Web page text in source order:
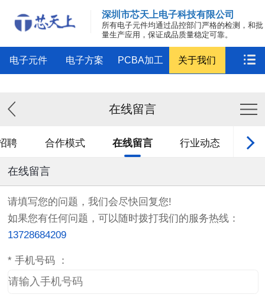
深圳市芯天上电子科技有限公司
所有电子元件均通过品控部门严格的检测，和批
量生产应用，保证成品质量稳定可靠。
电子元件 电子方案 PCBA加工 关于我们
在线留言
聘 合作模式 在线留言 行业动态 公
在线留言
请填写您的问题，我们会尽快回复您!
如果您有任何问题，可以随时拨打我们的服务热线：
13728684209
* 手机号码 ：